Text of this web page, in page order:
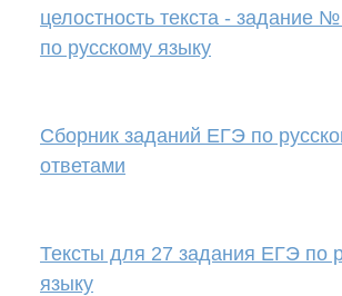
целостность текста - задание
по русскому языку
Сборник заданий ЕГЭ по
ответами
Тексты для 27 задания ЕГЭ по
языку